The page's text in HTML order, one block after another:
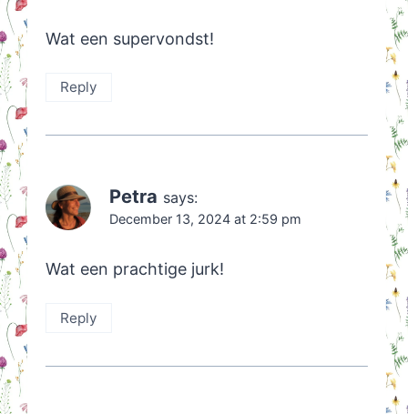
Wat een supervondst!
Reply
Petra says:
December 13, 2024 at 2:59 pm
Wat een prachtige jurk!
Reply